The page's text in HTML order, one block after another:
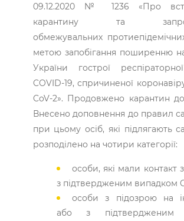
09.12.2020 № 1236 «Про
карантину та
обмежувальних
метою запобігання поширенню
України гострої
COVID-19, спричиненої
CoV-2». Продовжено карантин до
Внесено доповнення до правил
при цьому осіб, які підлягають
розподілено на чотири категорії:
особи, які мали контакт
з підтвердженим випадком
особи з підозрою на
або з підтвердженим